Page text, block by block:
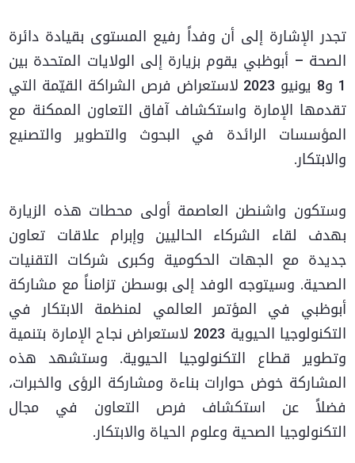
تجدر الإشارة إلى أن وفداً رفيع المستوى بقيادة دائرة
الصحة – أبوظبي يقوم بزيارة إلى الولايات المتحدة بين
1 و8 يونيو 2023 لاستعراض فرص الشراكة القيّمة التي
تقدمها الإمارة واستكشاف آفاق التعاون الممكنة مع
المؤسسات الرائدة في البحوث والتطوير والتصنيع
والابتكار.
وستكون واشنطن العاصمة أولى محطات هذه الزيارة
بهدف لقاء الشركاء الحاليين وإبرام علاقات تعاون
جديدة مع الجهات الحكومية وكبرى شركات التقنيات
الصحية. وسيتوجه الوفد إلى بوسطن تزامناً مع مشاركة
أبوظبي في المؤتمر العالمي لمنظمة الابتكار في
التكنولوجيا الحيوية 2023 لاستعراض نجاح الإمارة بتنمية
وتطوير قطاع التكنولوجيا الحيوية. وستشهد هذه
المشاركة خوض حوارات بناءة ومشاركة الرؤى والخبرات،
فضلاً عن استكشاف فرص التعاون في مجال
التكنولوجيا الصحية وعلوم الحياة والابتكار.